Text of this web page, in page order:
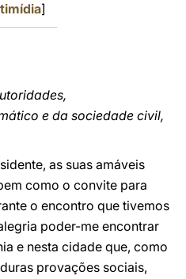
]
e da sociedade civil,
as suas amáveis
como o convite para
o encontro que tivemos
poder-me encontrar
e nesta cidade que, como
provações sociais,